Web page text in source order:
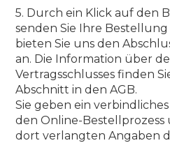
5. Durch ein Klick auf den
senden Sie Ihre Bestellung
bieten Sie uns den
an. Die Information über
Vertragsschlusses finden
Abschnitt in den AGB.
Sie geben ein
den Online-
dort verlangten Angaben